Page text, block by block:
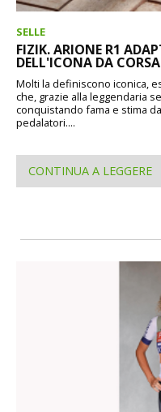
SELLE
FIZIK. ARIONE R1
DELL'ICONA DA CORSA
Molti la definiscono iconica,
che, grazie alla leggendaria
conquistando fama e stima
pedalatori....
CONTINUA A LEGGERE